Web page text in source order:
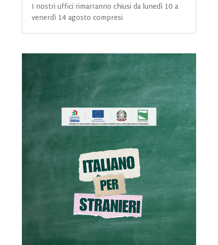
I nostri uffici rimarranno chiusi da lunedì 10 a
venerdì 14 agosto compresi.